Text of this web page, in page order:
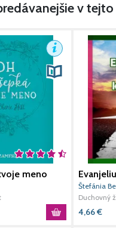
na každý deň –
v
meno
rok 2026
Štefánia
Duchovný
4,66€